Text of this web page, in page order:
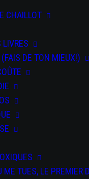
CHAILLOT
LIVRES
(FAIS DE TON MIEUX!)
ME TUES, LE PREMIER
18 Sep
2020
19 h 30 min
Gratuit, Sur
inscription